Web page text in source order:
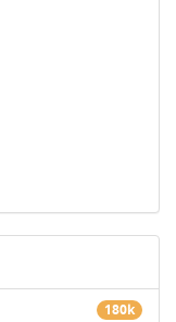
180k